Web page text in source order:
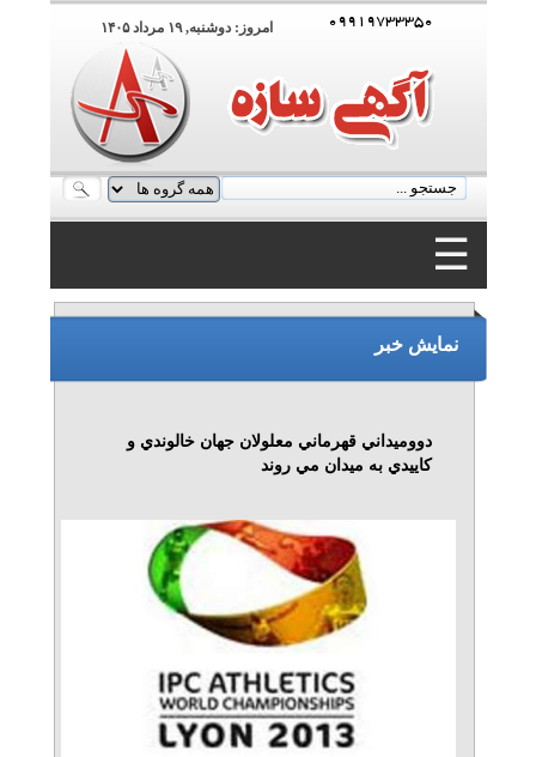
امروز: دوشنبه, ۱۹ مرداد ۱۴۰۵
☰
۰۹۹۱۹۷۳۳۳۵۰
۰۹۹۱۹۷۳۳۳۵۰
نمایش خبر
دووميداني قهرماني معلولان جهان خالوندي و
كاييدي به ميدان مي روند